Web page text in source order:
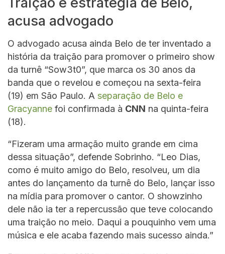
acusa advogado
O advogado acusa ainda Belo de ter inventado a
história da traição para promover o primeiro show
da turnê “Sow3t0”, que marca os 30 anos da
banda que o revelou e começou na sexta-feira
(19) em São Paulo. A separação de Belo e
Gracyanne foi confirmada à CNN na quinta-feira
(18).
“Fizeram uma armação muito grande em cima
dessa situação”, defende Sobrinho. “Leo Dias,
como é muito amigo do Belo, resolveu, um dia
antes do lançamento da turnê do Belo, lançar isso
na mídia para promover o cantor. O showzinho
dele não ia ter a repercussão que teve colocando
uma traição no meio. Daqui a pouquinho vem uma
música e ele acaba fazendo mais sucesso ainda.”